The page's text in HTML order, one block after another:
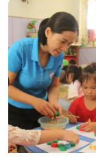
vực ĐBSCL